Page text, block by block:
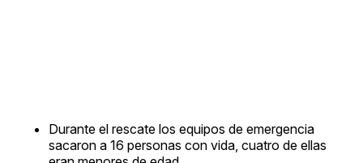
Durante el rescate los equipos de emergencia
sacaron a 16 personas con vida, cuatro de ellas